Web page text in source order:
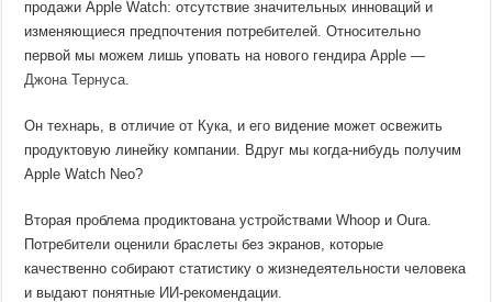
продажи Apple Watch: отсутствие значительных инноваций и
изменяющиеся предпочтения потребителей. Относительно
первой мы можем лишь уповать на нового гендира Apple —
Джона Тернуса.
Он технарь, в отличие от Кука, и его видение может освежить
продуктовую линейку компании. Вдруг мы когда-нибудь получим
Apple Watch Neo?
Вторая проблема продиктована устройствами Whoop и Oura.
Потребители оценили браслеты без экранов, которые
качественно собирают статистику о жизнедеятельности человека
и выдают понятные ИИ-рекомендации.